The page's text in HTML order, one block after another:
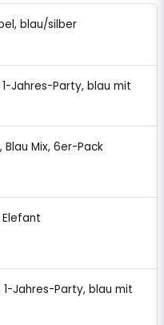
blau/silber
1-Jahres-Party, blau mit
Blau Mix, 6er-Pack
Elefant
1-Jahres-Party, blau mit